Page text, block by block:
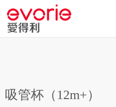
吸管杯（12m+）